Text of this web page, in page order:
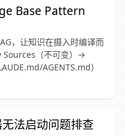
Base Pattern
，让知识在摄入时编译而
Sources（不可变）→
AGENTS.md）
法启动问题排查